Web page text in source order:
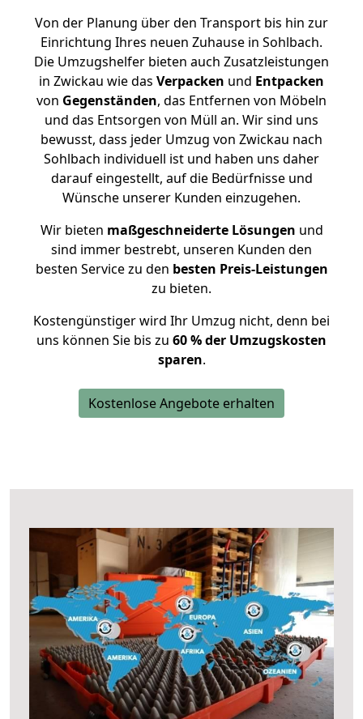
Von der Planung über den Transport bis hin zur
Einrichtung Ihres neuen Zuhause in Sohlbach.
Die Umzugshelfer bieten auch Zusatzleistungen
in Zwickau wie das Verpacken und Entpacken
von Gegenständen, das Entfernen von Möbeln
und das Entsorgen von Müll an. Wir sind uns
bewusst, dass jeder Umzug von Zwickau nach
Sohlbach individuell ist und haben uns daher
darauf eingestellt, auf die Bedürfnisse und
Wünsche unserer Kunden einzugehen.
Wir bieten maßgeschneiderte Lösungen und
sind immer bestrebt, unseren Kunden den
besten Service zu den besten Preis-Leistungen
zu bieten.
Kostengünstiger wird Ihr Umzug nicht, denn bei
uns können Sie bis zu 60 % der Umzugskosten
sparen.
Kostenlose Angebote erhalten